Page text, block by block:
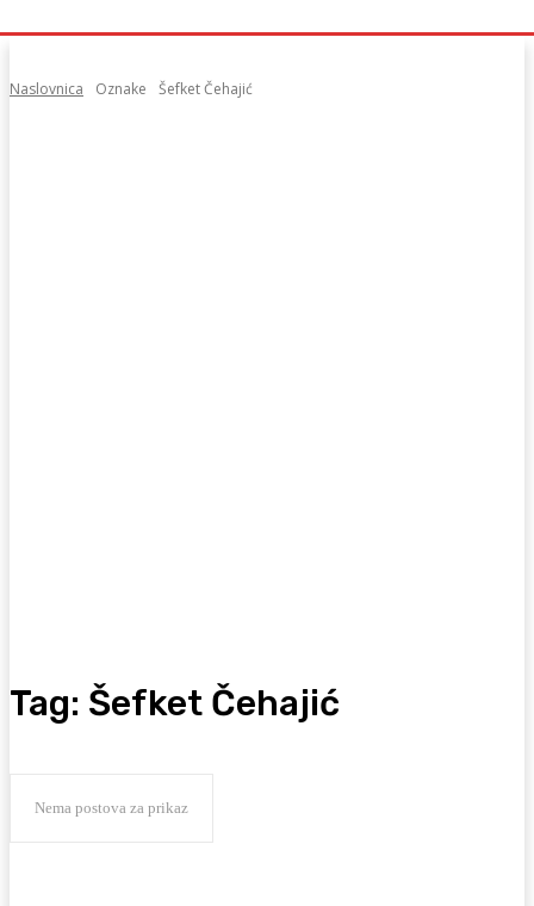
Naslovnica Oznake Šefket Čehajić
Tag: Šefket Čehajić
Nema postova za prikaz